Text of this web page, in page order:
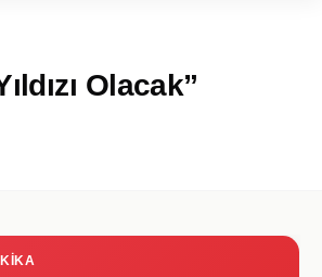
Olacak”